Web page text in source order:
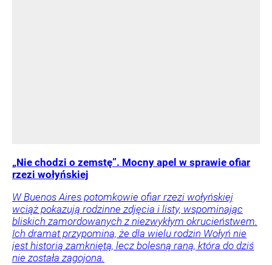
„Nie chodzi o zemstę”. Mocny apel w sprawie ofiar
rzezi wołyńskiej
W Buenos Aires potomkowie ofiar rzezi wołyńskiej
wciąż pokazują rodzinne zdjęcia i listy, wspominając
bliskich zamordowanych z niezwykłym okrucieństwem.
Ich dramat przypomina, że dla wielu rodzin Wołyń nie
jest historią zamkniętą, lecz bolesną raną, która do dziś
nie została zagojona.